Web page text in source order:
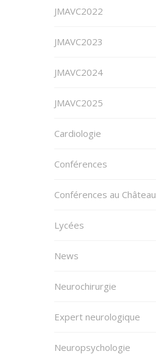
JMAVC2022
JMAVC2023
JMAVC2024
JMAVC2025
Cardiologie
Conférences
Conférences au Château
Lycées
News
Neurochirurgie
Expert neurologique
Neuropsychologie